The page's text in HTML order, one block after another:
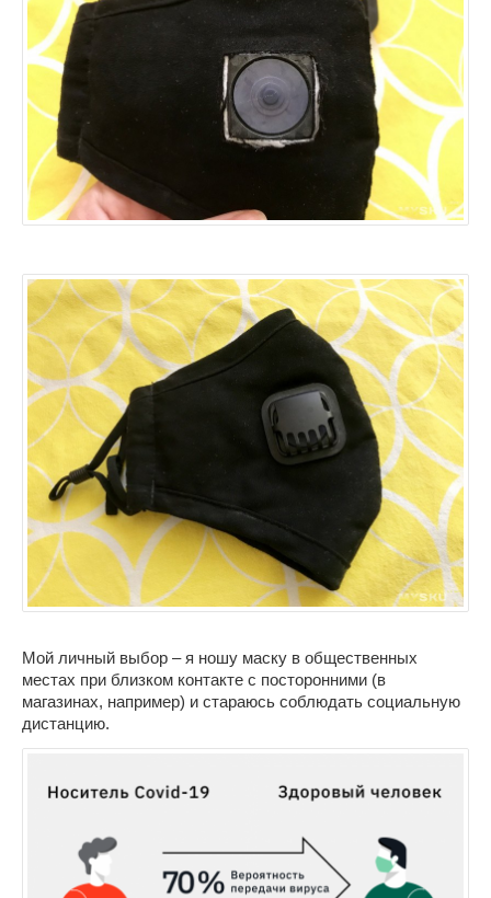
Мой личный выбор – я ношу маску в общественных
местах при близком контакте с посторонними (в
магазинах, например) и стараюсь соблюдать социальную
дистанцию.